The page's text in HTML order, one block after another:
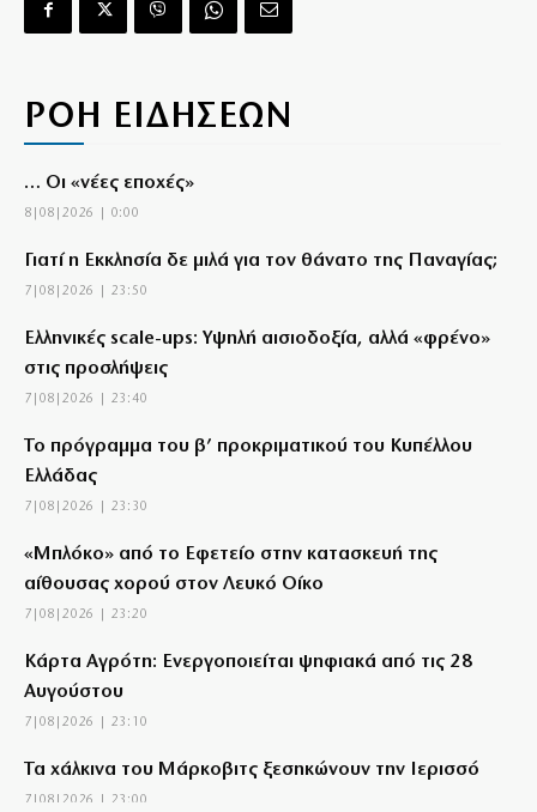
ΡΟΗ ΕΙΔΗΣΕΩΝ
… Οι «νέες εποχές»
8|08|2026 | 0:00
Γιατί η Εκκλησία δε μιλά για τον θάνατο της Παναγίας;
7|08|2026 | 23:50
Ελληνικές scale-ups: Υψηλή αισιοδοξία, αλλά «φρένο»
στις προσλήψεις
7|08|2026 | 23:40
Το πρόγραμμα του β’ προκριματικού του Κυπέλλου
Ελλάδας
7|08|2026 | 23:30
«Μπλόκο» από το Εφετείο στην κατασκευή της
αίθουσας χορού στον Λευκό Οίκο
7|08|2026 | 23:20
Κάρτα Αγρότη: Ενεργοποιείται ψηφιακά από τις 28
Αυγούστου
7|08|2026 | 23:10
Τα χάλκινα του Μάρκοβιτς ξεσηκώνουν την Ιερισσό
7|08|2026 | 23:00